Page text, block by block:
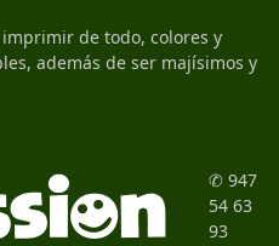
de todo, colores y
además de ser majísimos y
✆ 947
54 63
93